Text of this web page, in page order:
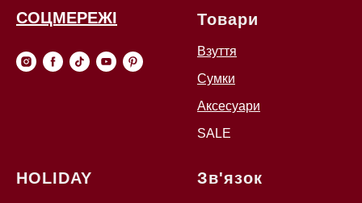
СОЦМЕРЕЖІ Товари
Взуття
Сумки
Аксесуари
SALE
HOLIDAY Зв'язок